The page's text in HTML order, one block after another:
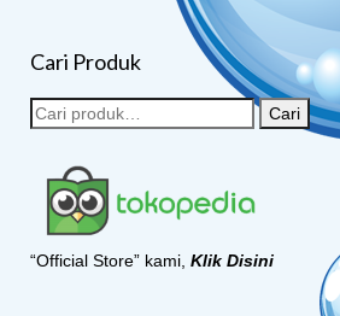
Cari Produk
Cari
“Official Store” kami, Klik Disini